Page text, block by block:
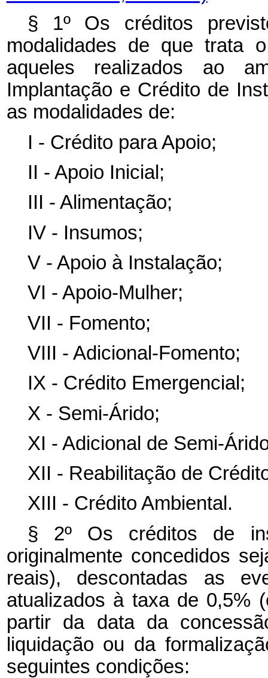
§ 1º Os créditos
modalidades de que trata
aqueles realizados ao
Implantação e Crédito de
as modalidades de:
I - Crédito para Apoio;
II - Apoio Inicial;
III - Alimentação;
IV - Insumos;
V - Apoio à Instalação;
VI - Apoio-Mulher;
VII - Fomento;
VIII - Adicional-Fomento;
IX - Crédito Emergencial;
X - Semi-Árido;
XI - Adicional de Semi-
XII - Reabilitação de
XIII - Crédito Ambiental.
§ 2º Os créditos de
originalmente concedidos
reais), descontadas as
atualizados à taxa de 0,5%
partir da data da
liquidação ou da
seguintes condições: